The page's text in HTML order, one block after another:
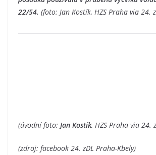
22/54. (foto: Jan Kostík, HZS Praha via 24.
(úvodní foto: Jan Kostík, HZS Praha via 24.
(zdroj: facebook 24. zDL Praha-Kbely)